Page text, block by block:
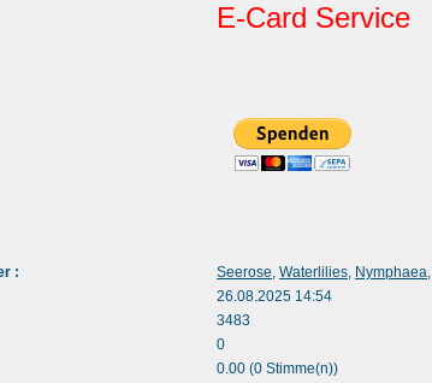
E-Card Service
: Seerose, Waterlilies, Nymphaea,
26.08.2025 14:54
3483
0
0.00 (0 Stimme(n))